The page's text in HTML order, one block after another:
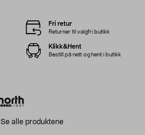
Se alle produktene
Fri retur
Returner til valgfri butikk
Klikk&Hent
Bestill på nett og hent i butikk